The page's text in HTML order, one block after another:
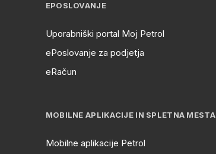
EPOSLOVANJE
Uporabniški portal Moj Petrol
ePoslovanje za podjetja
eRačun
MOBILNE APLIKACIJE IN SPLETNA MESTA
Mobilne aplikacije Petrol